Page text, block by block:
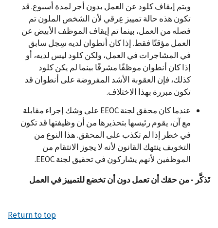
ويتم إيقاف كلود عن العمل بدون أجر لمدة أسبوع. قد
تكون هذه حالة تمييز عِرقي لأن الشخص الملون تم
فصله من العمل، بينما تم إيقاف الموظف الأبيض عن
العمل مؤقتًا فقط. إذا كان أنطوان لديه سِجل سابق
في المشاجرات في العمل، ولكن كلود ليس لديه، أو
إذا كان أنطوان موظفًا مشرفًا بينما لم يكن كلود
كذلك، فإن العقوبة الأشد المفروضة على أنطوان قد
تكون مبررة بهذا الاختلاف.
عندما كان محقق لجنة EEOC على وشك إجراء مقابلة
مع آن، يقوم رئيسها بتحذيرها من أن وظيفتها قد تكون
في خطر إذا لم تكذب على المحقق. هذا النوع من
التخويف ينتهك القانون لأنه لا يجوز الانتقام من
الموظفين لأنهم يشاركون في تحقيق لجنة EEOC.
تَذكَّر - من حقك أن تعمل دون أن تخضع للتمييز في العمل
Return to top